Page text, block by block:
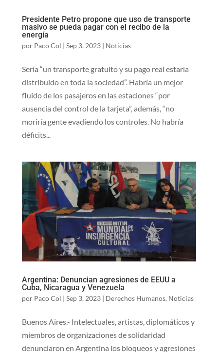
Presidente Petro propone que uso de transporte
masivo se pueda pagar con el recibo de la
energía
por Paco Col | Sep 3, 2023| Noticias
Sería “un transporte gratuito y su pago real estaría
distribuido en toda la sociedad”. Habría un mejor
fluido de los pasajeros en las estaciones “por
ausencia del control de la tarjeta”, además, “no
moriría gente evadiendo los controles. No habría
déficits...
Argentina: Denuncian agresiones de EEUU a
Cuba, Nicaragua y Venezuela
por Paco Col | Sep 3, 2023| Derechos Humanos, Noticias
Buenos Aires.- Intelectuales, artistas, diplomáticos y
miembros de organizaciones de solidaridad
denunciaron en Argentina los bloqueos y agresiones